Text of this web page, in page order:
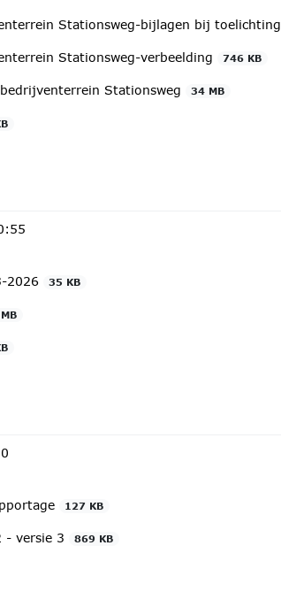
Stationsweg-bijlagen bij toelichting
Stationsweg-verbeelding 746 KB
Stationsweg 34 MB
2026
35 KB
127 KB
- versie 3 869 KB